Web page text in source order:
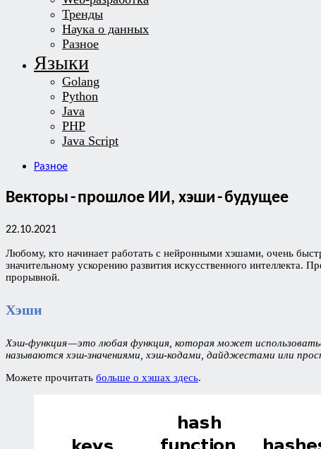
Тренды
Наука о данных
Разное
Языки
Golang
Python
Java
PHP
Java Script
Разное
Векторы - прошлое ИИ, хэши - будущее
22.10.2021
Любому, кто начинает работать с нейронными хэшами, очень
значительному ускорению развития искусственного
прорывной.
Хэши
Хэш-функция — это любая функция, которая может
называются хэш-значениями, хэш-кодами, дайджестами или
Можете прочитать больше о хэшах здесь.